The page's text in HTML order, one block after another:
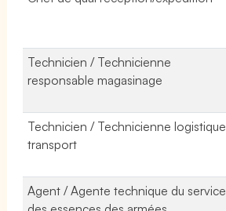
Technicien / Technicienne
responsable magasinage
Technicien / Technicienne logistique
transport
Agent / Agente technique du service